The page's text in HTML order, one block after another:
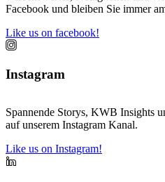
Facebook und bleiben Sie immer
Like us on facebook!
Instagram
Spannende Storys, KWB Insights
auf unserem Instagram Kanal.
Like us on Instagram!